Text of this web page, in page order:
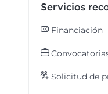
Servicios
Financiación
Solicitud de